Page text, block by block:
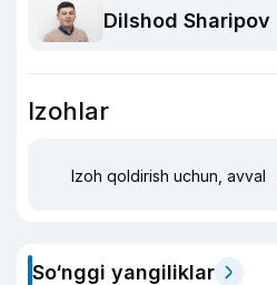
Dilshod Sharipov
Izohlar
Izoh qoldirish uchun, avval
So‘nggi yangiliklar